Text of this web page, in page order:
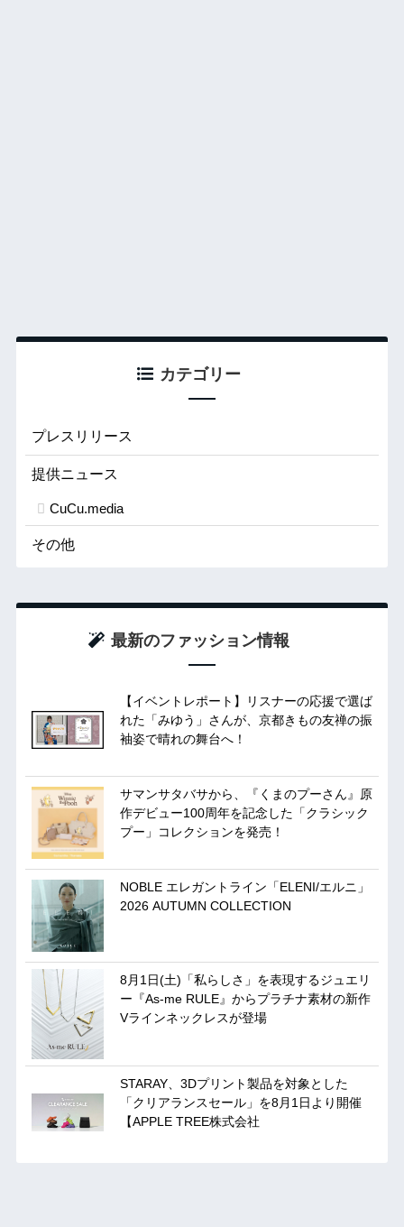
カテゴリー
プレスリリース
提供ニュース
CuCu.media
その他
最新のファッション情報
【イベントレポート】リスナーの応援で選ば
れた「みゆう」さんが、京都きもの友禅の振
袖姿で晴れの舞台へ！
サマンサタバサから、『くまのプーさん』原
作デビュー100周年を記念した「クラシック
プー」コレクションを発売！
NOBLE エレガントライン「ELENI/エルニ」
2026 AUTUMN COLLECTION
8月1日(土)「私らしさ」を表現するジュエリ
ー『As-me RULE』からプラチナ素材の新作
Vラインネックレスが登場
STARAY、3Dプリント製品を対象とした
「クリアランスセール」を8月1日より開催
【APPLE TREE株式会社